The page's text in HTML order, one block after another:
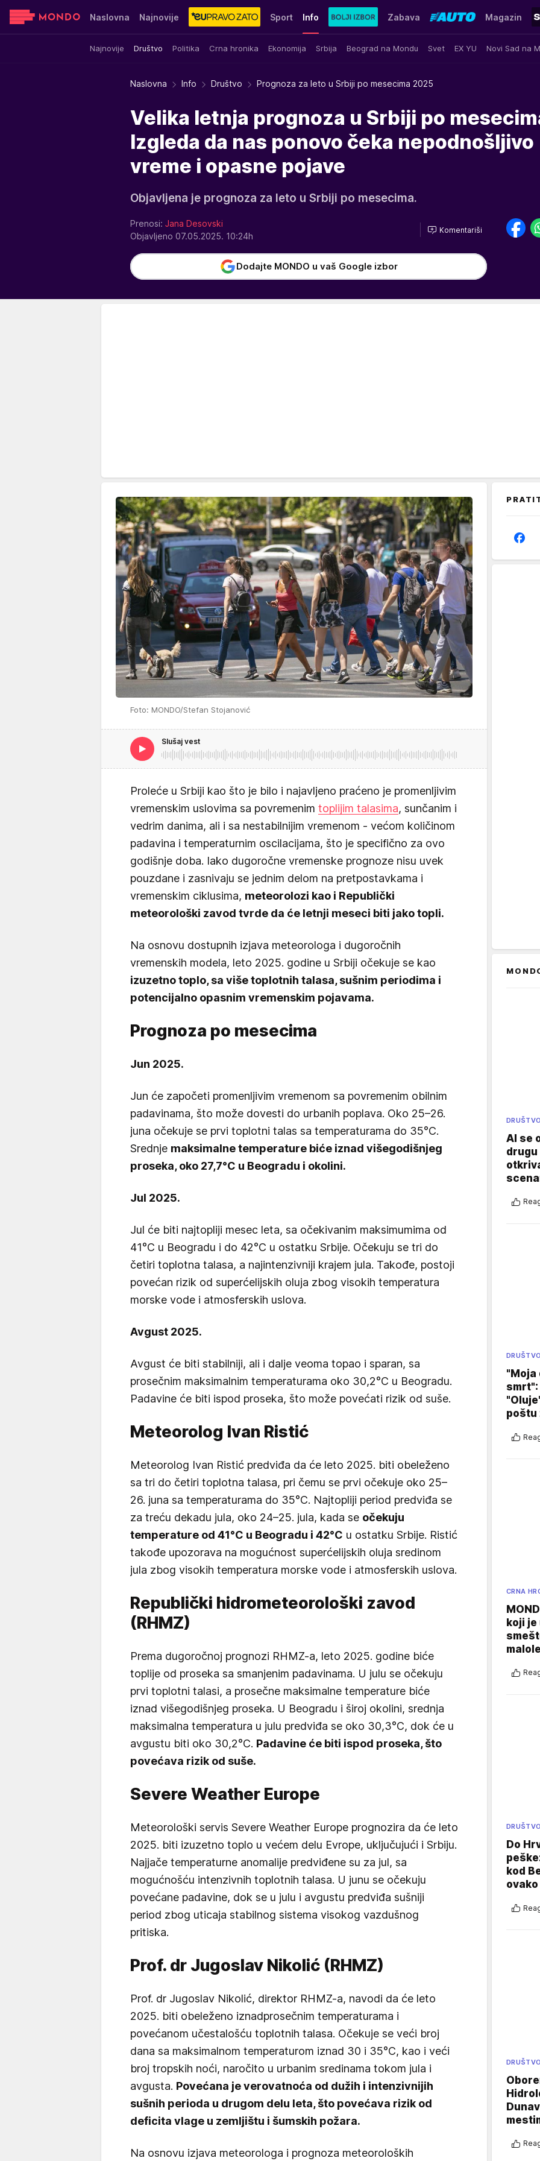
Naslovna Najnovije Sport Info
Najnovije Društvo Politika Crna hronika Ekonomija Srbija Beograd na Mondu Svet EX YU Novi Sad na
Zabava Magazin
Sensa Stvar ukusa Yumama
Naslovna Info Društvo Prognoza za leto u Srbiji po mesecima 2025
Velika letnja prognoza u Srbiji po
Izgleda da nas ponovo čeka nepodnošljivo
vreme i opasne pojave
Objavljena je prognoza za leto u Srbiji po mesecima.
Prenosi: Jana Desovski
Objavljeno 07.05.2025. 10:24h
Komentariši
Dodajte MONDO u vaš Google izbor
Foto: MONDO/Stefan Stojanović
Slušaj vest
Proleće u Srbiji kao što je bilo i najavljeno praćeno je promenljivim
vremenskim uslovima sa povremenim toplijim talasima, sunčanim i
vedrim danima, ali i sa nestabilnijim vremenom - većom količinom
padavina i temperaturnim oscilacijama, što je specifično za ovo
godišnje doba. Iako dugoročne vremenske prognoze nisu uvek
pouzdane i zasnivaju se jednim delom na pretpostavkama i
vremenskim ciklusima, meteorolozi kao i Republički
meteorološki zavod tvrde da će letnji meseci biti jako topli.
Na osnovu dostupnih izjava meteorologa i dugoročnih
vremenskih modela, leto 2025. godine u Srbiji očekuje se kao
izuzetno toplo, sa više toplotnih talasa, sušnim periodima i
potencijalno opasnim vremenskim pojavama.
Prognoza po mesecima
Jun 2025.
Jun će započeti promenljivim vremenom sa povremenim obilnim
padavinama, što može dovesti do urbanih poplava. Oko 25–26.
juna očekuje se prvi toplotni talas sa temperaturama do 35°C.
Srednje maksimalne temperature biće iznad višegodišnjeg
proseka, oko 27,7°C u Beogradu i okolini.
Jul 2025.
Jul će biti najtopliji mesec leta, sa očekivanim maksimumima od
41°C u Beogradu i do 42°C u ostatku Srbije. Očekuju se tri do
četiri toplotna talasa, a najintenzivniji krajem jula. Takođe, postoji
povećan rizik od superćelijskih oluja zbog visokih temperatura
morske vode i atmosferskih uslova.
Avgust 2025.
Avgust će biti stabilniji, ali i dalje veoma topao i sparan, sa
prosečnim maksimalnim temperaturama oko 30,2°C u Beogradu.
Padavine će biti ispod proseka, što može povećati rizik od suše.
Meteorolog Ivan Ristić
Meteorolog Ivan Ristić predviđa da će leto 2025. biti obeleženo
sa tri do četiri toplotna talasa, pri čemu se prvi očekuje oko 25–
26. juna sa temperaturama do 35°C. Najtopliji period predviđa se
za treću dekadu jula, oko 24–25. jula, kada se očekuju
temperature od 41°C u Beogradu i 42°C u ostatku Srbije. Ristić
takođe upozorava na mogućnost superćelijskih oluja sredinom
jula zbog visokih temperatura morske vode i atmosferskih uslova.
Republički hidrometeorološki zavod
(RHMZ)
Prema dugoročnoj prognozi RHMZ-a, leto 2025. godine biće
toplije od proseka sa smanjenim padavinama. U julu se očekuju
prvi toplotni talasi, a prosečne maksimalne temperature biće
iznad višegodišnjeg proseka. U Beogradu i široj okolini, srednja
maksimalna temperatura u julu predviđa se oko 30,3°C, dok će u
avgustu biti oko 30,2°C. Padavine će biti ispod proseka, što
povećava rizik od suše.
Severe Weather Europe
Meteorološki servis Severe Weather Europe prognozira da će leto
2025. biti izuzetno toplo u većem delu Evrope, uključujući i Srbiju.
Najjače temperaturne anomalije predviđene su za jul, sa
mogućnošću intenzivnih toplotnih talasa. U junu se očekuju
povećane padavine, dok se u julu i avgustu predviđa sušniji
period zbog uticaja stabilnog sistema visokog vazdušnog
pritiska.
Prof. dr Jugoslav Nikolić (RHMZ)
Prof. dr Jugoslav Nikolić, direktor RHMZ-a, navodi da će leto
2025. biti obeleženo iznadprosečnim temperaturama i
povećanom učestalošću toplotnih talasa. Očekuje se veći broj
dana sa maksimalnom temperaturom iznad 30 i 35°C, kao i veći
broj tropskih noći, naročito u urbanim sredinama tokom jula i
avgusta. Povećana je verovatnoća od dužih i intenzivnijih
sušnih perioda u drugom delu leta, što povećava rizik od
deficita vlage u zemljištu i šumskih požara.
Na osnovu izjava meteorologa i prognoza meteoroloških
DRUŠTVO
AI se
DRUŠTVO
"Moja
poštu
CRNA
koji je
DRUŠTVO
Do
kod
DRUŠTVO